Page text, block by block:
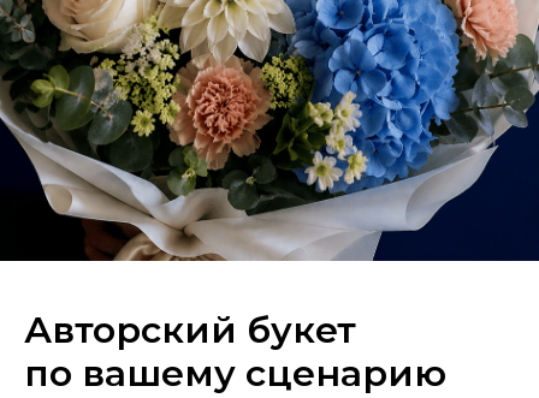
Авторский букет
по вашему сценарию